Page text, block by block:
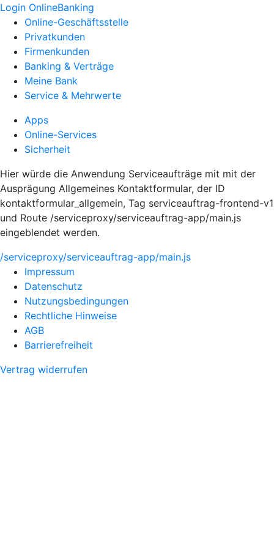
Login OnlineBanking
Online-Geschäftsstelle
Privatkunden
Firmenkunden
Banking & Verträge
Meine Bank
Service & Mehrwerte
Apps
Online-Services
Sicherheit
Hier würde die Anwendung Serviceaufträge mit mit der
Ausprägung Allgemeines Kontaktformular, der ID
kontaktformular_allgemein, Tag serviceauftrag-frontend-v1
und Route /serviceproxy/serviceauftrag-app/main.js
eingeblendet werden.
/serviceproxy/serviceauftrag-app/main.js
Impressum
Datenschutz
Nutzungsbedingungen
Rechtliche Hinweise
AGB
Barrierefreiheit
Vertrag widerrufen